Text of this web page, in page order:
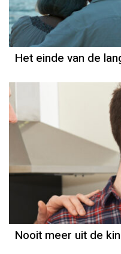
Het einde van de
Nooit meer uit de